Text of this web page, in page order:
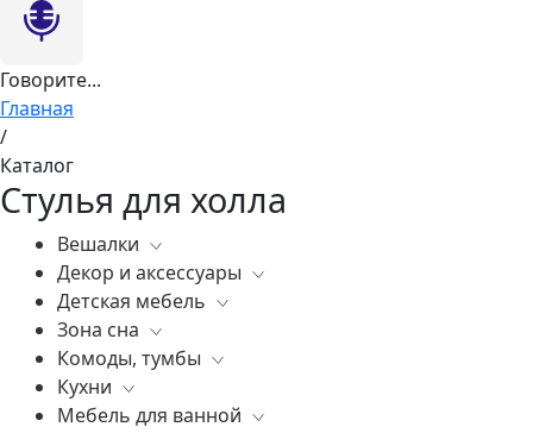
Говорите...
Главная
/
Каталог
Стулья для холла
Вешалки
Все
Декор и аксессуары
Все
Вазы
Элитные зеркала
Ковры
Статуэтки
Детская мебель
Все
Комоды, тумбы
Зеркала
Освещение
Зона сна
Все
Постельное белье
Матрасы
Комоды, тумбы
Все
Бары
Кухни
Все
Мебель для ванной